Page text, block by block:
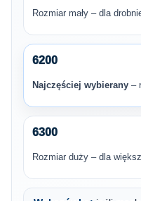
Rozmiar mały – dla
6200
Najczęściej wybierany –
6300
Rozmiar duży – dla